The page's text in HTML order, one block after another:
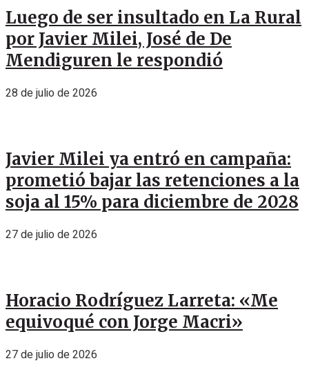
Luego de ser insultado en La Rural
por Javier Milei, José de De
Mendiguren le respondió
28 de julio de 2026
Javier Milei ya entró en campaña:
prometió bajar las retenciones a la
soja al 15% para diciembre de 2028
27 de julio de 2026
Horacio Rodríguez Larreta: «Me
equivoqué con Jorge Macri»
27 de julio de 2026